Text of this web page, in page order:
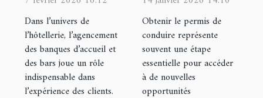
en place de
banques
d'accueil et
bars pour
hôtels
Dans l’univers de
l’hôtellerie, l’agencement
des banques d’accueil et
des bars joue un rôle
indispensable dans
l’expérience des clients.
l'accès au
permis de
conduire ?
Obtenir le permis de
conduire représente
souvent une étape
essentielle pour accéder
à de nouvelles
opportunités